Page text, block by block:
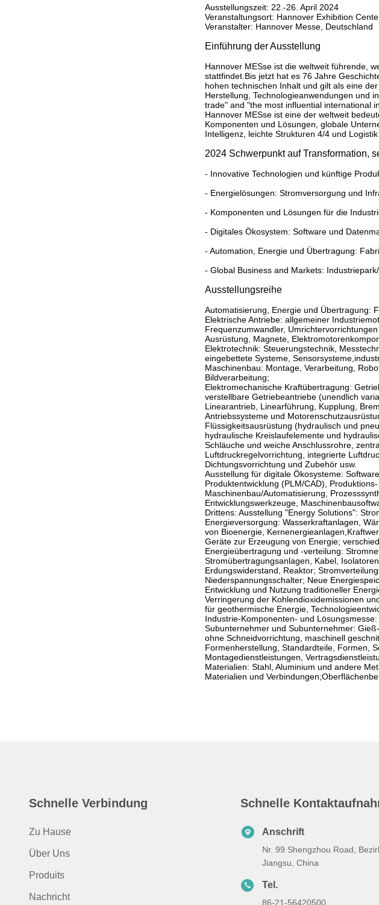
Ausstellungszeit: 22.-26. April 2024
Veranstaltungsort: Hannover Exhibition
Veranstalter: Hannover Messe, Deutschland
Einführung der Ausstellung
Hannover MESse ist die weltweit führende,
stattfindet.Bis jetzt hat es 76 Jahre
hohen technischen Inhalt und gilt als eine
Herstellung, Technologieanwendungen und
trade" and "the most influential international
Hannover MESse ist eine der weltweit
Komponenten und Lösungen, globale
Intelligenz, leichte Strukturen 4/4 und
2024 Schwerpunkt auf Transformation,
- Innovative Technologien und künftige
- Energielösungen: Stromversorgung und
- Komponenten und Lösungen für die
- Digitales Ökosystem: Software und
- Automation, Energie und Übertragung:
- Global Business and Markets:
Ausstellungsreihe
Automatisierung, Energie und Übertragung:
Elektrische Antriebe: allgemeiner
Frequenzumwandler,
Ausrüstung, Magnete,
Elektrotechnik: Steuerungstechnik,
eingebettete Systeme,
Maschinenbau: Montage, Verarbeitung,
Bildverarbeitung;
Elektromechanische Kraftübertragung:
verstellbare Getriebeantriebe (unendlich
Linearantrieb, Linearführung, Kupplung,
Antriebssysteme und
Flüssigkeitsausrüstung (hydraulisch und
hydraulische Kreislaufelemente und
Schläuche und weiche Anschlussrohre,
Luftdruckregelvorrichtung, integrierte
Dichtungsvorrichtung und Zubehör usw.
Ausstellung für digitale Ökosysteme:
Produktentwicklung (PLM/CAD),
Maschinenbau/Automatisierung,
Entwicklungswerkzeuge,
Drittens: Ausstellung "Energy Solutions":
Energieversorgung: Wasserkraftanlagen,
von Bioenergie,
Geräte zur Erzeugung von Energie;
Energieübertragung und -verteilung:
Stromübertragungsanlagen, Kabel,
Erdungswiderstand, Reaktor;
Niederspannungsschalter; Neue
Entwicklung und Nutzung traditioneller
Verringerung der Kohlendioxidemissionen
für geothermische Energie,
Industrie-Komponenten- und
Subunternehmer und Subunternehmer:
ohne Schneidvorrichtung, maschinell
Formenherstellung, Standardteile, Formen,
Montagedienstleistungen,
Materialien: Stahl, Aluminium und andere
Materialien und
Schnelle Verbindung
Zu Hause
Über Uns
Produits
Nachricht
Schnelle
Anschrift
Nr. 99 Shengzhou Road,
Jiangsu, China
Tel.
86-21-56420500